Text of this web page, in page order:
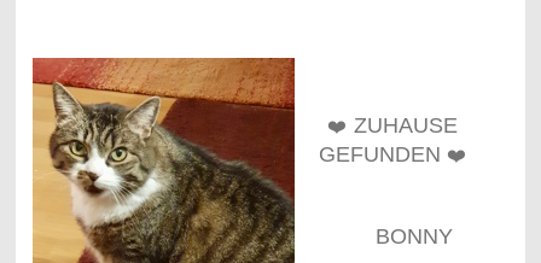
❤️ ZUHAUSE
GEFUNDEN ❤️
BONNY